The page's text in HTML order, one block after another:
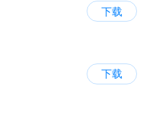
下载
下载